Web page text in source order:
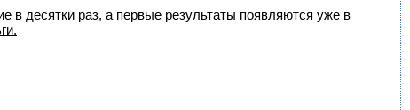
в десятки раз, а первые результаты появляются уже в